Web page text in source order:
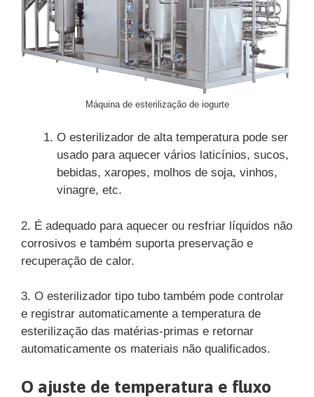
Máquina de esterilização de iogurte
O esterilizador de alta temperatura pode ser
usado para aquecer vários laticínios, sucos,
bebidas, xaropes, molhos de soja, vinhos,
vinagre, etc.
2. É adequado para aquecer ou resfriar líquidos não
corrosivos e também suporta preservação e
recuperação de calor.
3. O esterilizador tipo tubo também pode controlar
e registrar automaticamente a temperatura de
esterilização das matérias-primas e retornar
automaticamente os materiais não qualificados.
O ajuste de temperatura e fluxo